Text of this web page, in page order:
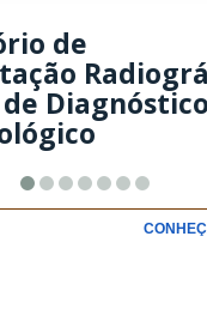
de
Diagnóstico